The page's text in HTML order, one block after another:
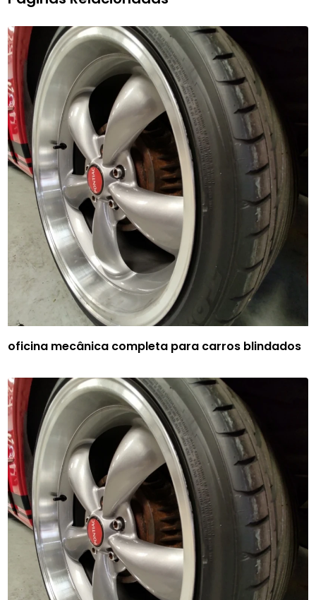
oficina mecânica completa para carros blindados